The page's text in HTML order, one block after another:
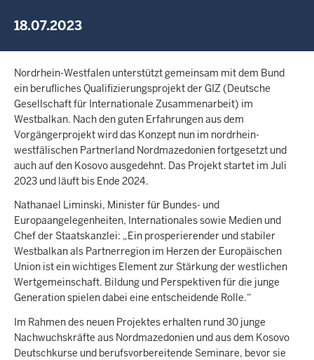
18.07.2023
Nordrhein-Westfalen unterstützt gemeinsam mit dem Bund
ein berufliches Qualifizierungsprojekt der GIZ (Deutsche
Gesellschaft für Internationale Zusammenarbeit) im
Westbalkan. Nach den guten Erfahrungen aus dem
Vorgängerprojekt wird das Konzept nun im nordrhein-
westfälischen Partnerland Nordmazedonien fortgesetzt und
auch auf den Kosovo ausgedehnt. Das Projekt startet im Juli
2023 und läuft bis Ende 2024.
Nathanael Liminski, Minister für Bundes- und
Europaangelegenheiten, Internationales sowie Medien und
Chef der Staatskanzlei: „Ein prosperierender und stabiler
Westbalkan als Partnerregion im Herzen der Europäischen
Union ist ein wichtiges Element zur Stärkung der westlichen
Wertgemeinschaft. Bildung und Perspektiven für die junge
Generation spielen dabei eine entscheidende Rolle.“
Im Rahmen des neuen Projektes erhalten rund 30 junge
Nachwuchskräfte aus Nordmazedonien und aus dem Kosovo
Deutschkurse und berufsvorbereitende Seminare, bevor sie